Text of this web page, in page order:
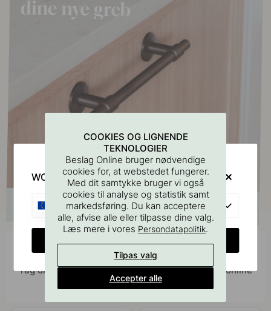
Bliv inspireret af andre
Tag dine billeder med #beslagonline & @beslagonline
for at blive set her!
COOKIES OG LIGNENDE
TEKNOLOGIER
Beslag Online bruger nødvendige
cookies for, at webstedet fungerer.
Med dit samtykke bruger vi også
cookies til analyse og statistik samt
markedsføring. Du kan acceptere
alle, afvise alle eller tilpasse dine valg.
Læs mere i vores Persondatapolitik.
Tilpas valg
Accepter alle
WOULD YOU RATHER VISIT?
EU